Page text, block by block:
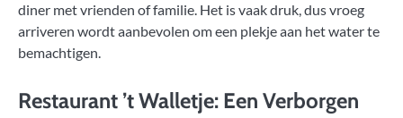
diner met vrienden of familie. Het is vaak druk, dus vroeg
arriveren wordt aanbevolen om een plekje aan het water te
bemachtigen.
Restaurant ’t Walletje: Een Verborgen